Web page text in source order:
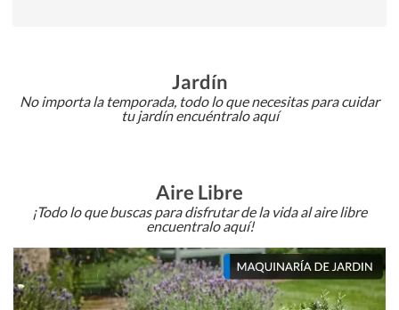
Jardín
No importa la temporada, todo lo que necesitas para cuidar
tu jardín encuéntralo aquí
Aire Libre
¡Todo lo que buscas para disfrutar de la vida al aire libre
encuentralo aquí!